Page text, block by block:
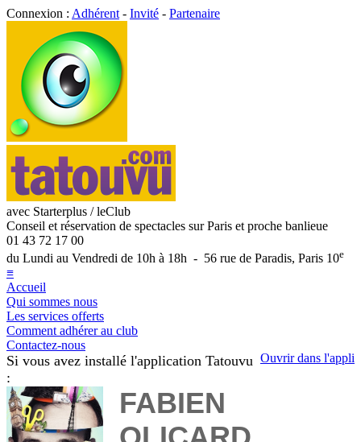
Connexion : Adhérent - Invité - Partenaire
avec Starterplus / leClub
Conseil et réservation de spectacles sur Paris et proche banlieue
01 43 72 17 00
du Lundi au Vendredi de 10h à 18h - 56 rue de Paradis, Paris 10e
≡
Accueil
Qui sommes nous
Les services offerts
Comment adhérer au club
Contactez-nous
Ouvrir dans l'appli
Si vous avez installé l'application Tatouvu
:
FABIEN